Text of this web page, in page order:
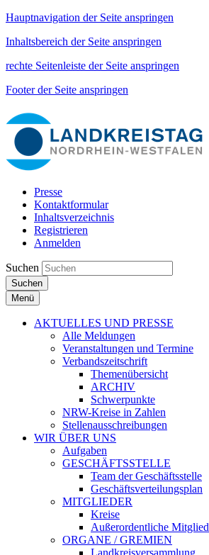
Hauptnavigation der Seite anspringen
Inhaltsbereich der Seite anspringen
rechte Seitenleiste der Seite anspringen
Footer der Seite anspringen
Presse
Kontaktformular
Inhaltsverzeichnis
Registrieren
Anmelden
Suchen
Suchen
Menü
AKTUELLES UND PRESSE
Alle Meldungen
Veranstaltungen und Termine
Verbandszeitschrift
Themenübersicht
ARCHIV
Schwerpunkte
NRW-Kreise in Zahlen
Stellenausschreibungen
WIR ÜBER UNS
Aufgaben
GESCHÄFTSSTELLE
Team der Geschäftsstelle
Geschäftsverteilungsplan
MITGLIEDER
Kreise
Außerordentliche
ORGANE / GREMIEN
Landkreisversammlung